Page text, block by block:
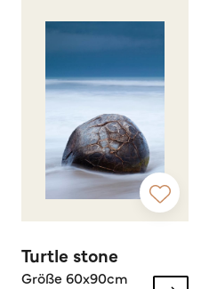
Turtle stone
Größe 60x90cm